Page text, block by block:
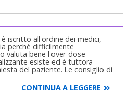
iscritto all'ordine dei medici,
perchè difficilmente
valuta bene l'over-dose
esiste ed è tuttora
del paziente. Le consiglio di
CONTINUA A LEGGERE